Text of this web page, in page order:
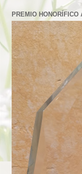
PREMIO HONORÍFICO